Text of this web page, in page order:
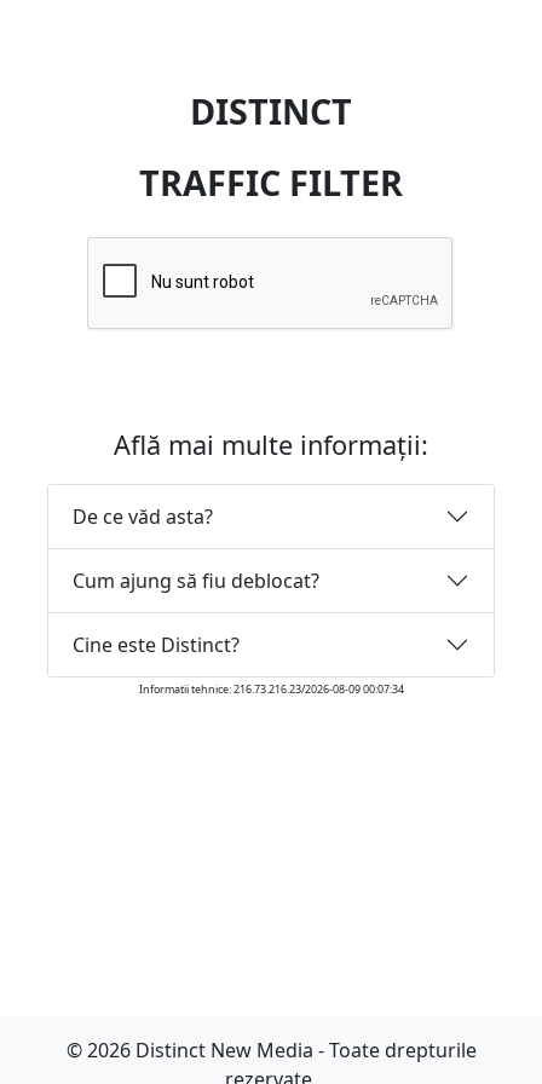
DISTINCT
TRAFFIC FILTER
Află mai multe informații:
De ce văd asta?
Cum ajung să fiu deblocat?
Cine este Distinct?
Informatii tehnice: 216.73.216.23/2026-08-09 00:07:34
© 2026 Distinct New Media - Toate drepturile